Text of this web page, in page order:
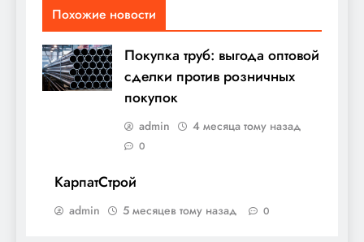
Похожие новости
Покупка труб: выгода оптовой
сделки против розничных
покупок
admin 4 месяца тому назад
0
КарпатСтрой
admin 5 месяцев тому назад 0